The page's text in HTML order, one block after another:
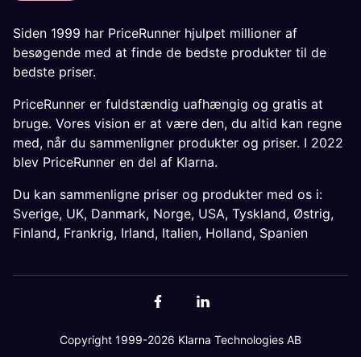
Siden 1999 har PriceRunner hjulpet millioner af
besøgende med at finde de bedste produkter til de
bedste priser.
PriceRunner er fuldstændig uafhængig og gratis at
bruge. Vores vision er at være den, du altid kan regne
med, når du sammenligner produkter og priser. I 2022
blev PriceRunner en del af Klarna.
Du kan sammenligne priser og produkter med os i:
Sverige, UK, Danmark, Norge, USA, Tyskland, Østrig,
Finland, Frankrig, Irland, Italien, Holland, Spanien
Copyright 1999-2026 Klarna Technologies AB